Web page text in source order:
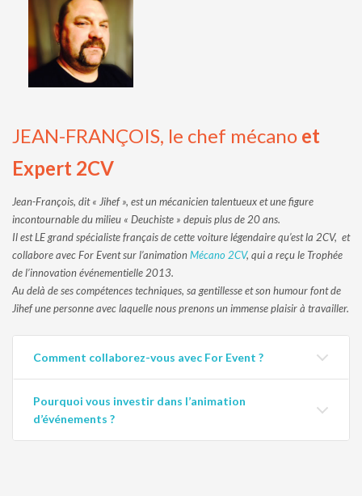
JEAN-FRANÇOIS, le chef mécano et
Expert 2CV
Jean-François, dit « Jihef », est un mécanicien talentueux et une figure
incontournable du milieu « Deuchiste » depuis plus de 20 ans.
Il est LE grand spécialiste français de cette voiture légendaire qu’est la 2CV, et
collabore avec For Event sur l’animationMécano 2CV, qui a reçu le Trophée
de l’innovation événementielle 2013.
Au delà de ses compétences techniques, sa gentillesse et son humour font de
Jihef une personne avec laquelle nous prenons un immense plaisir à travailler.
Comment collaborez-vous avec For Event ?
Pourquoi vous investir dans l’animation
d’événements ?